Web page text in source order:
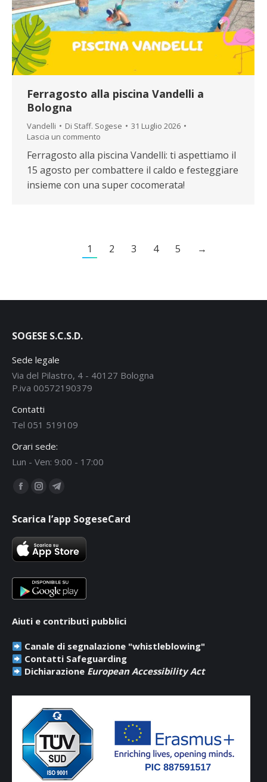
Ferragosto alla piscina Vandelli a
Bologna
Vandelli Di Staff. Sogese
31 Luglio 2026
Lascia un commento
Ferragosto alla piscina Vandelli: ti aspettiamo il
15 agosto per combattere il caldo e festeggiare
insieme con una super cocomerata!
1 2 3 4 5 →
SOGESE S.C.S.D.
Sede legale
Via del Pilastro, 4 - 40127 Bologna
P.iva 00572190379
Contatti
Tel 051 519109
Orari sede:
Lun - Ven: 9:00 - 17:00
Ci puoi trovare su:
Facebook
opens
in
new
Instagram
opens
in
new
Telegram
opens
in
new
Scarica l’app SogeseCard
Aiuti e contributi pubblici
Canale di segnalazione "whistleblowing"
Contatti Safeguarding
Dichiarazione European Accessibility Act